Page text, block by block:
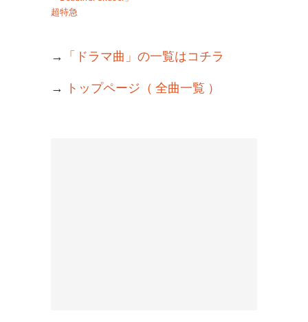
超特急
→ 「ドラマ曲」の一覧はコチラ
→ トップページ（ 全曲一覧 ）